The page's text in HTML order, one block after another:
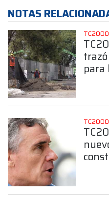
NOTAS
TC2000
para
TC2000